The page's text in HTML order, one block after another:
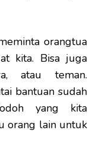
orangtua
kita. Bisa juga
atau teman.
bantuan sudah
yang kita
orang lain untuk